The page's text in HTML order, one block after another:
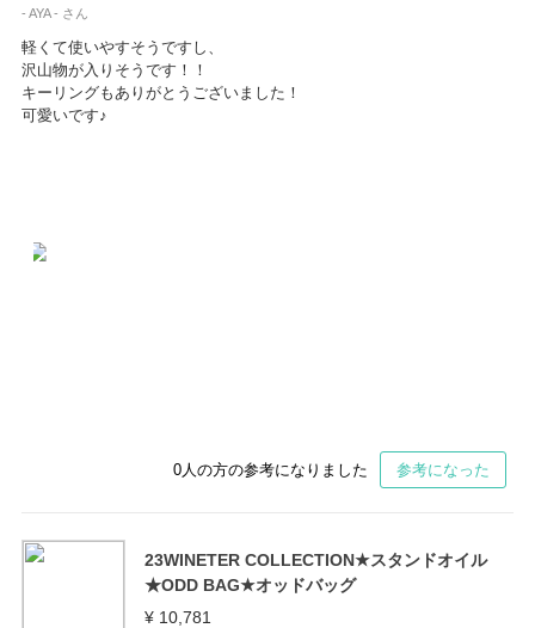
- AYA - さん
軽くて使いやすそうですし、
沢山物が入りそうです！！
キーリングもありがとうございました！
可愛いです♪
0 人の方の参考になりました 参考になった
23WINETER COLLECTION★スタンドオイル
★ODD BAG★オッドバッグ
¥ 10,781